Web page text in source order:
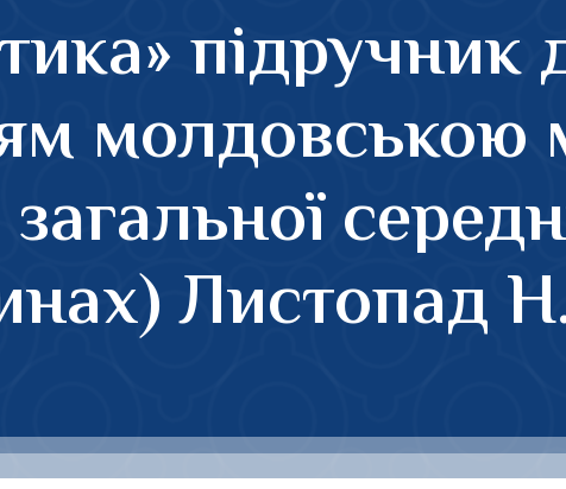
підручник
молдовською
Листопад